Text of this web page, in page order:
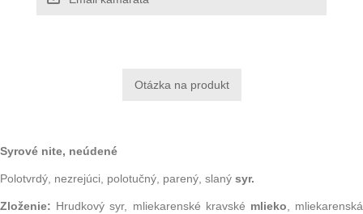
Syrové nite, neúdené
Polotvrdý, nezrejúci, polotučný, parený, slaný syr.
Zloženie: Hrudkový syr, mliekarenské kravské mlieko, mliekarenská